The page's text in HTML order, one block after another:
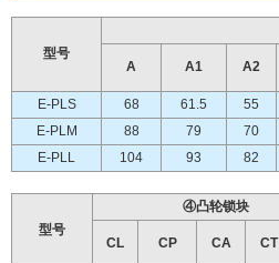
型号
A A1 A2
E-PLS 68 61.5 55
E-PLM
88 79 70
E-PLL
104 93 82
型号
④凸轮锁块
CL CP CA CT